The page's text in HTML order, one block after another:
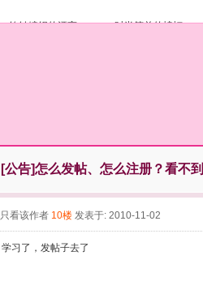
钩针编织的漂亮 时尚简单的蝙蝠
[公告]怎么发帖、怎么注册？看不
只看该作者 10楼 发表于: 2010-11-02
学习了，发帖子去了